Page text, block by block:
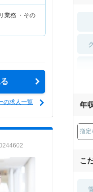
業務 ・その
の求人一覧 年
こ